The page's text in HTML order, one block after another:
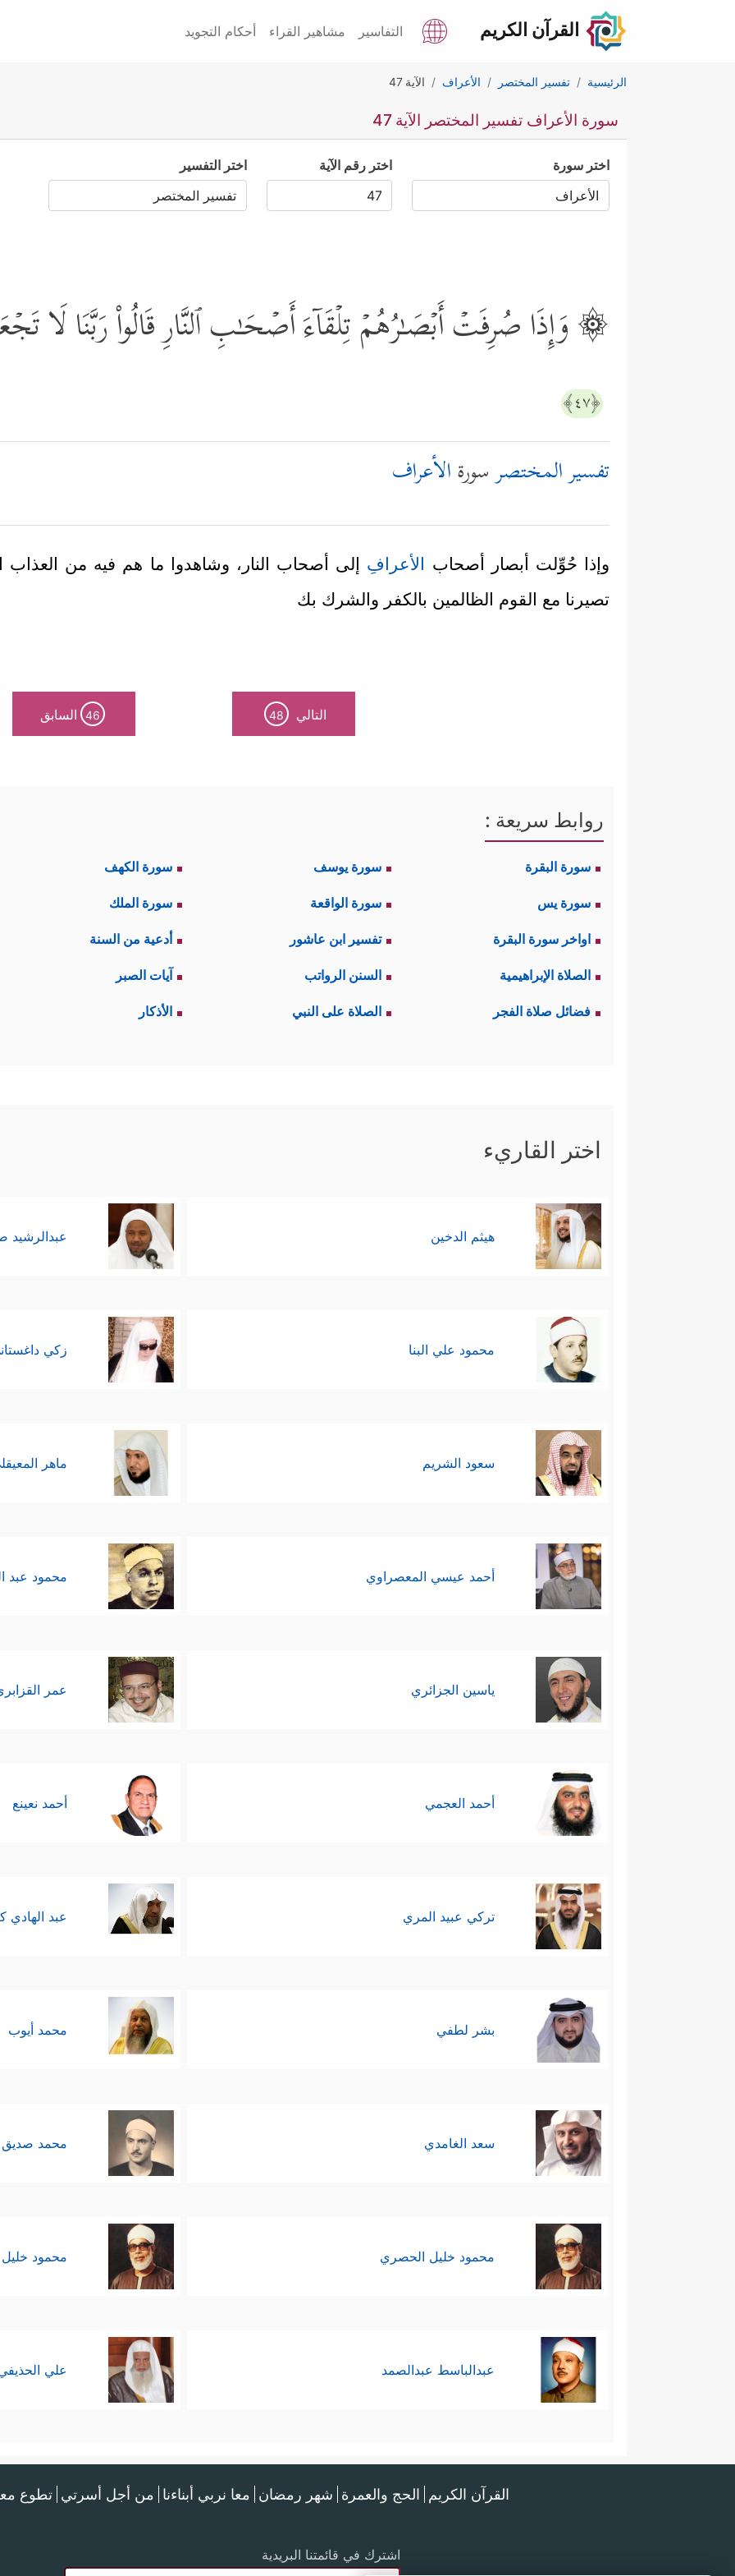
القرآن الكريم التفاسير مشاهير القراء أحكام التجويد
الرئيسية تفسير المختصر الأعراف الآية 47
سورة الأعراف تفسير المختصر الآية 47
اختر سورة اختر رقم الآية اختر التفسير
۞ وَإِذَا صُرِفَتۡ أَبۡصَـٰرُهُمۡ تِلۡقَاۤءَ أَصۡحَـٰبِ ٱلنَّارِ قَالُواْ رَبَّنَا لَا
﴿٤٧﴾
تفسير المختصرسورةالأعراف
وإذا حُوِّلت أبصار أصحاب الأعراف
إلى أصحاب النار، وشاهدوا ما هم فيه من العذاب
تصيرنا مع القوم الظالمين بالكفر والشرك بك
التالي 48
46 السابق
روابط سريعة :
سورة البقرة سورة يوسف سورة الكهف
سورة يس سورة الواقعة سورة الملك
اواخر سورة البقرة تفسير ابن عاشور أدعية من السنة
الصلاة الإبراهيمية السنن الرواتب آيات الصبر
فضائل صلاة الفجر الصلاة على النبي الأذكار
اختر القاريء
هيثم الدخين عبدالرشيد
محمود علي البنا زكي
سعود الشريم ماهر
أحمد عيسي المعصراوي محمود عبد
ياسين الجزائري عمر
أحمد العجمي أحمد نعينع
تركي عبيد المري عبد الهادي
بشر لطفي محمد أيوب
سعد الغامدي محمد صديق
محمود خليل الحصري محمود
عبدالباسط عبدالصمد علي
القرآن الكريم الحج والعمرة شهر رمضان معا نربي أبناءنا من أجل أسرتي تطوع
اشترك في قائمتنا البريدية